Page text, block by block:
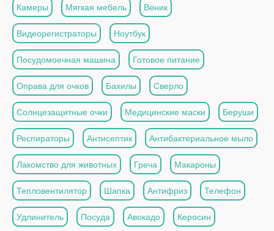
Камеры Мягкая мебель Веник
Видеорегистраторы Ноутбук
Посудомоечная машина Готовое питание
Оправа для очков Бахилы Сверло
Солнцезащитные очки Медицинские маски Беруши
Респираторы Антисептик Антибактериальное мыло
Лакомство для животных Греча Макароны
Тепловентилятор Шапка Антифриз Телефон
Удлинитель Посуда Авокадо Керосин